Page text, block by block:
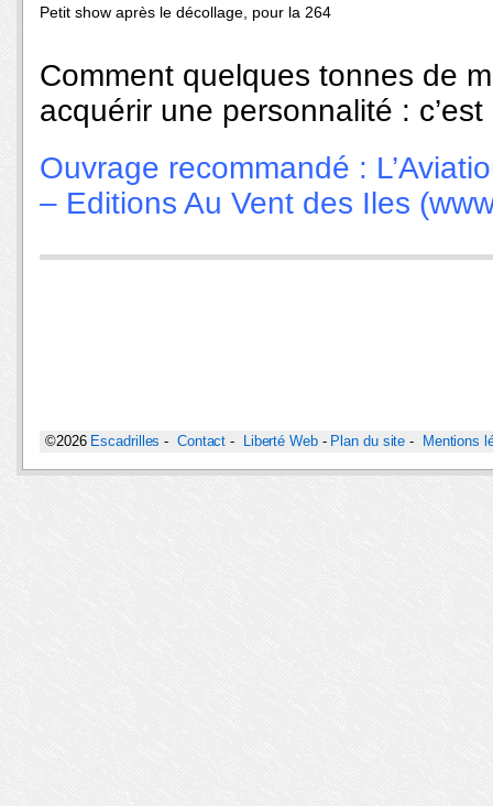
Petit show après le décollage, pour la 264
Comment quelques tonnes de
acquérir une personnalité :
Ouvrage recommandé :
– Editions Au Vent des Iles
©2026 Escadrilles - Contact - Liberté Web- Plan du site - Mentions